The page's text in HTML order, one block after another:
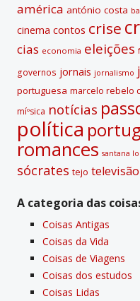
américa antónio costa
cinema contos crise
cias economia eleições
governos jornais jornalismo
portuguesa marcelo rebelo
míºsica notí­cias
polí­tica
romances santana
sócrates tejo televisão
A categoria das
Coisas Antigas
Coisas da Vida
Coisas de Viagens
Coisas dos estudos
Coisas Lidas